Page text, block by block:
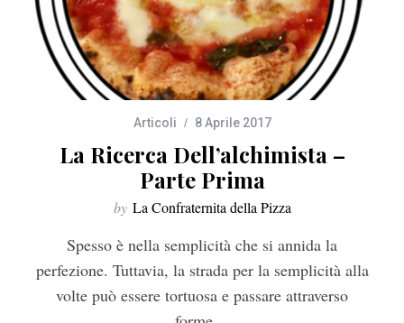
Articoli 8 Aprile 2017
La Ricerca Dell’alchimista –
Parte Prima
by La Confraternita della Pizza
Spesso è nella semplicità che si annida la
perfezione. Tuttavia, la strada per la semplicità alla
volte può essere tortuosa e passare attraverso